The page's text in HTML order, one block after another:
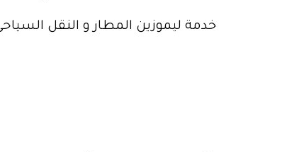
خدمة ليموزين المطار و النقل